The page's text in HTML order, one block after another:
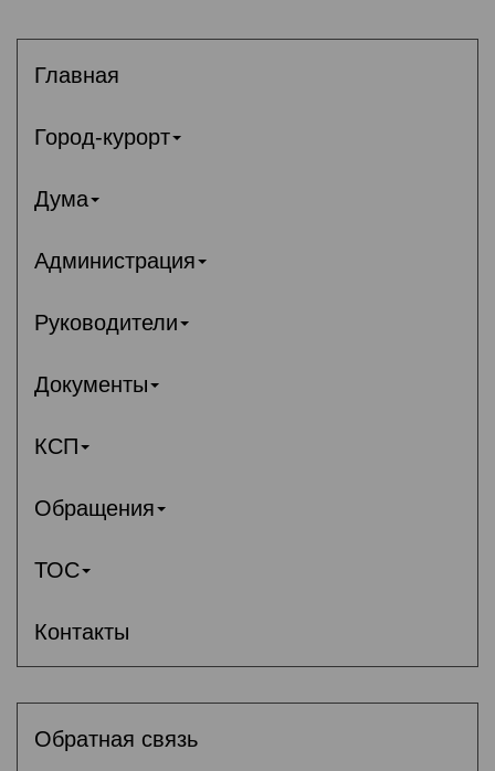
Главная
Город-курорт
Дума
Администрация
Руководители
Документы
КСП
Обращения
ТОС
Контакты
Обратная связь